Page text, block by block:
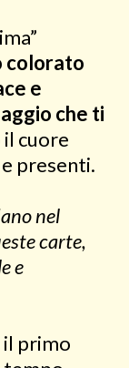
colorato
e
che ti
cuore
presenti.
nel
carte,
e
il primo